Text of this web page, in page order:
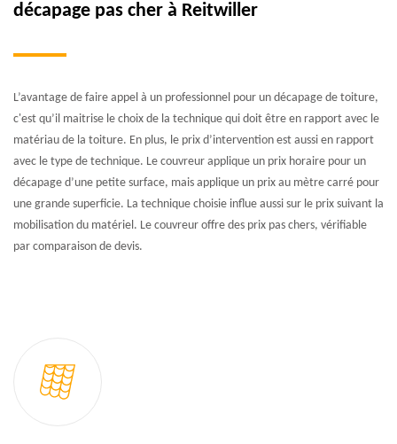
décapage pas cher à Reitwiller
L’avantage de faire appel à un professionnel pour un décapage de toiture,
c'est qu’il maitrise le choix de la technique qui doit être en rapport avec le
matériau de la toiture. En plus, le prix d’intervention est aussi en rapport
avec le type de technique. Le couvreur applique un prix horaire pour un
décapage d’une petite surface, mais applique un prix au mètre carré pour
une grande superficie. La technique choisie influe aussi sur le prix suivant la
mobilisation du matériel. Le couvreur offre des prix pas chers, vérifiable
par comparaison de devis.